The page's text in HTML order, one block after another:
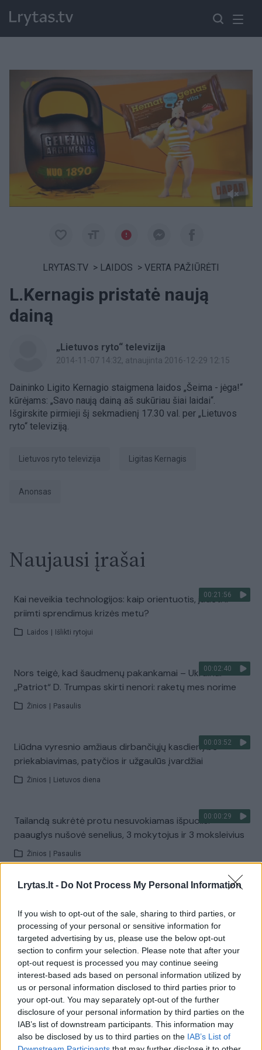
Lrytas.lt - Do Not Process My Personal Information
If you wish to opt-out of the sale, sharing to third parties, or
processing of your personal or sensitive information for
targeted advertising by us, please use the below opt-out
section to confirm your selection. Please note that after your
opt-out request is processed you may continue seeing
interest-based ads based on personal information utilized by
us or personal information disclosed to third parties prior to
your opt-out. You may separately opt-out of the further
disclosure of your personal information by third parties on the
IAB’s list of downstream participants. This information may
also be disclosed by us to third parties on the IAB’s List of
Paremkite Ukrainą
LRYTAS.TV > LAIDOS > VERTA PAŽIŪRĖTI
L.Kernagis pristatė naują
dainą
„Lietuvos ryto“ televizija
2014-11-07 14:32, atnaujinta 2016-12-29 12:15
Daininko Ligito Kernagio staigmena laidos „Šeima - jėga!“
kūrėjams: „Savo naują dainą aš sukūriau šiai laidai“.
Išgirskite pirmieji šį sekmadienį 17.30 val. per „Lietuvos
ryto“ televiziją.
Lietuvos ryto televizija Ligitas Kernagis
anonsas
Naujausi įrašai
00:21:56
Kai neveikia technologijos: kaip orientuotis, judėti ir
priimti sprendimus krizės metu?
Laidos Išlikti rytojui
00:02:40
Nors teigė, kad šaudmenų pakankamai – Ukrainai
„Patriot“ D. Trumpas skirti nenori: raketų mes norime
Žinios Pasaulis
00:03:52
Liūdna vyresnio amžiaus dirbančiųjų kasdienybė –
priekabiavimas, patyčios ir užgaulūs įvardžiai
Žinios Lietuvos diena
00:00:29
Tailandą sukrėtė protu nesuvokiamas išpuolis:
paauglys nušovė senelius, 3 mokytojus ir 3 moksleivius
Žinios Pasaulis
Visi įrašai
Žiūrimiausi įrašai
00:00:30
Vaizdai iš tragiškos avarijos Vilniaus r.: dviejų moterų ir
vaiko gyvybių išgelbėti nepavyko
Žinios Lietuvos diena